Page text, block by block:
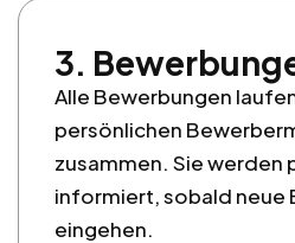
3.
Alle Bewerbungen
persönlichen
zusammen. Sie werden
informiert, sobald neue
eingehen.